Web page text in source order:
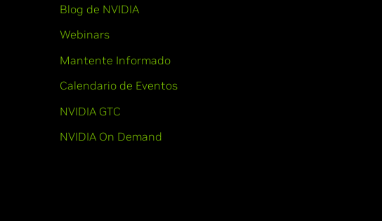
Blog de NVIDIA
Webinars
Mantente Informado
Calendario de Eventos
NVIDIA GTC
NVIDIA On Demand